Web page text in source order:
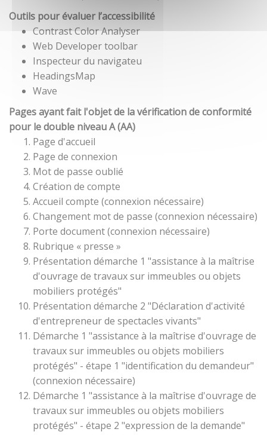
Outils pour évaluer l’accessibilité
Contrast Color Analyser
Web Developer toolbar
Inspecteur du navigateu
HeadingsMap
Wave
Pages ayant fait l'objet de la vérification de conformité
pour le double niveau A (AA)
Page d'accueil
Page de connexion
Mot de passe oublié
Création de compte
Accueil compte (connexion nécessaire)
Changement mot de passe (connexion nécessaire)
Porte document (connexion nécessaire)
Rubrique « presse »
Présentation démarche 1 "assistance à la maîtrise
d'ouvrage de travaux sur immeubles ou objets
mobiliers protégés"
Présentation démarche 2 "Déclaration d'activité
d'entrepreneur de spectacles vivants"
Démarche 1 "assistance à la maîtrise d'ouvrage de
travaux sur immeubles ou objets mobiliers
protégés" - étape 1 "identification du demandeur"
(connexion nécessaire)
Démarche 1 "assistance à la maîtrise d'ouvrage de
travaux sur immeubles ou objets mobiliers
protégés" - étape 2 "expression de la demande"